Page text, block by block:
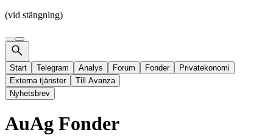
(vid stängning)
Start Telegram Analys Forum Fonder
Privatekonomi
Externa tjänster
Till Avanza
Nyhetsbrev
AuAg Fonder